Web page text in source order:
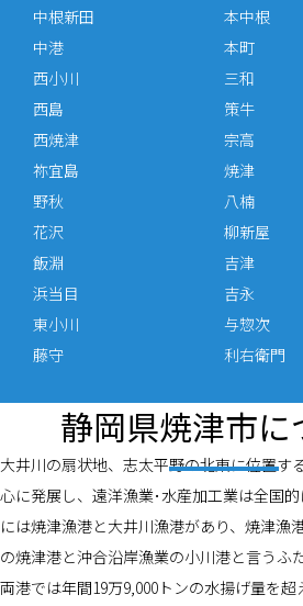
中根新田
中港
西小川
西島
西焼津
祢宜島
野秋
花沢
飯淵
浜当目
東小川
藤守
本中根
本町
三和
策牛
宗高
焼津
八楠
柳新屋
吉津
吉永
与惣次
利右衛門
静岡県焼津市に
大井川の扇状地、志太平野の北東に位置す
心に発展し、遠洋漁業･水産加工業は全国
には焼津漁港と大井川漁港があり、焼津漁
の焼津港と沖合沿岸漁業の小川港と言うふ
両港では年間19万9,000トンの水揚げ量を